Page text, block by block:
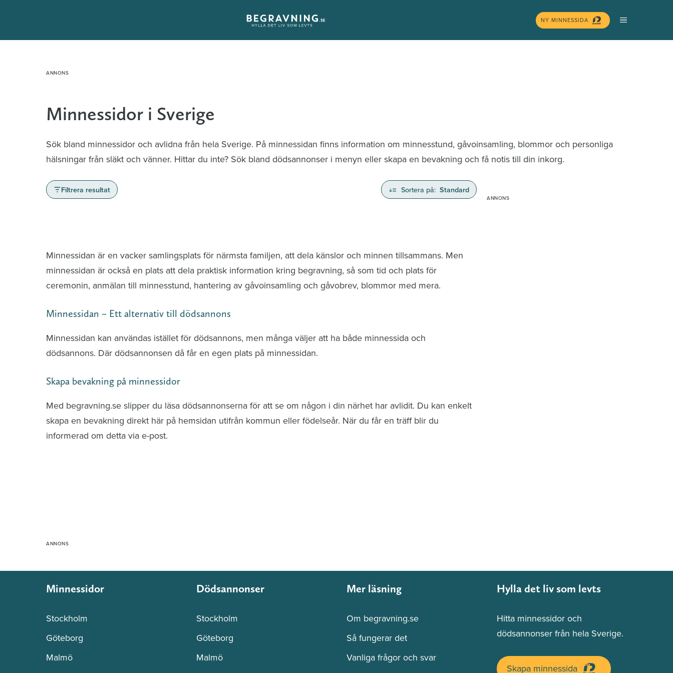
innehåll
NY MINNESSIDA MENY
Minnessidor i Sverige
Sök bland minnessidor och avlidna från hela Sverige. På minnessidan finns information om minnesstund, gåvoinsamling, blommor och personliga
hälsningar från släkt och vänner. Hittar du inte? Sök bland dödsannonser i menyn eller skapa en bevakning och få notis till din inkorg.
Filtrera resultat Sortera på: Standard
Minnessidan är en vacker samlingsplats för närmsta familjen, att dela känslor och minnen tillsammans. Men
minnessidan är också en plats att dela praktisk information kring begravning, så som tid och plats för
ceremonin, anmälan till minnesstund, hantering av gåvoinsamling och gåvobrev, blommor med mera.
Minnessidan – Ett alternativ till dödsannons
Minnessidan kan användas istället för dödsannons, men många väljer att ha både minnessida och
dödsannons. Där dödsannonsen då får en egen plats på minnessidan.
Skapa bevakning på minnessidor
Med begravning.se slipper du läsa dödsannonserna för att se om någon i din närhet har avlidit. Du kan enkelt
skapa en bevakning direkt här på hemsidan utifrån kommun eller födelseår. När du får en träff blir du
informerad om detta via e-post.
Minnessidor
Stockholm
Göteborg
Malmö
Dödsannonser
Stockholm
Göteborg
Malmö
Mer läsning
Om begravning.se
Så fungerar det
Vanliga frågor och svar
Hylla det liv som levts
Hitta minnessidor och
dödsannonser från hela Sverige.
Skapa minnessida